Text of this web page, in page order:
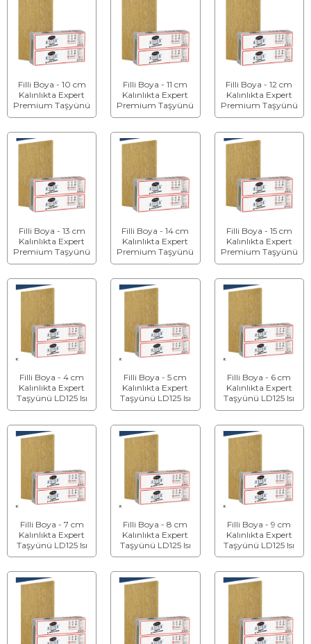
Filli Boya - 10 cm
Kalınlıkta Expert
Premium Taşyünü
Isı Yalıtım Levhası
Filli Boya - 11 cm
Kalınlıkta Expert
Premium Taşyünü
Isı Yalıtım Levhası
Filli Boya - 12 cm
Kalınlıkta Expert
Premium Taşyünü
Isı Yalıtım Levhası
Filli Boya - 13 cm
Kalınlıkta Expert
Premium Taşyünü
Isı Yalıtım Levhası
Filli Boya - 14 cm
Kalınlıkta Expert
Premium Taşyünü
Isı Yalıtım Levhası
Filli Boya - 15 cm
Kalınlıkta Expert
Premium Taşyünü
Isı Yalıtım Levhası
Filli Boya - 4 cm
Kalınlıkta Expert
Taşyünü LD125 Isı
Yalıtım Levhası
Filli Boya - 5 cm
Kalınlıkta Expert
Taşyünü LD125 Isı
Yalıtım Levhası
Filli Boya - 6 cm
Kalınlıkta Expert
Taşyünü LD125 Isı
Yalıtım Levhası
Filli Boya - 7 cm
Kalınlıkta Expert
Taşyünü LD125 Isı
Yalıtım Levhası
Filli Boya - 8 cm
Kalınlıkta Expert
Taşyünü LD125 Isı
Yalıtım Levhası
Filli Boya - 9 cm
Kalınlıkta Expert
Taşyünü LD125 Isı
Yalıtım Levhası